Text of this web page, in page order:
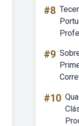
#8
#9
#10